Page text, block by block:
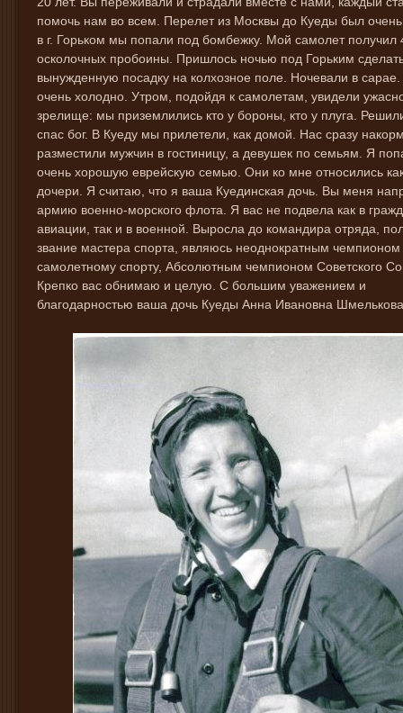
помочь нам во всем. Перелет из Москвы до Куеды был
в г. Горьком мы попали под бомбежку. Мой самолет получил
осколочных пробоины. Пришлось ночью под Горьким
вынужденную посадку на колхозное поле. Ночевали в
очень холодно. Утром, подойдя к самолетам, увидели
зрелище: мы приземлились кто у бороны, кто у плуга.
спас бог. В Куеду мы прилетели, как домой. Нас сразу
разместили мужчин в гостиницу, а девушек по семьям. Я
очень хорошую еврейскую семью. Они ко мне относились
дочери. Я считаю, что я ваша Куединская дочь. Вы меня
армию военно-морского флота. Я вас не подвела как в
авиации, так и в военной. Выросла до командира отряда,
звание мастера спорта, являюсь неоднократным
самолетному спорту, Абсолютным чемпионом Советского
Крепко вас обнимаю и целую. С большим уважением и
благодарностью ваша дочь Куеды Анна Ивановна